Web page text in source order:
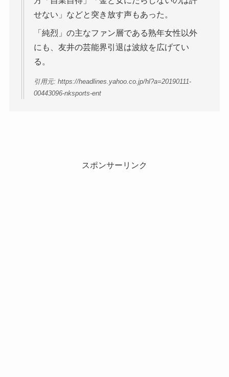
せない」などと突き放す声もあった。
「純烈」の主なファン層である熟年女性以外
にも、友井の芸能界引退は波紋を広げてい
る。
引用元: https://headlines.yahoo.co.jp/hl?a=20190111-
00443096-nksports-ent
スポンサーリンク